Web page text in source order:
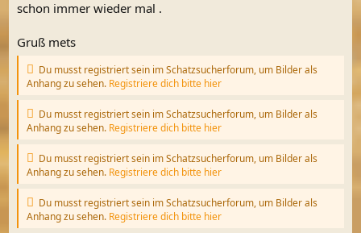
schon immer wieder mal .
Gruß mets
Du musst registriert sein im Schatzsucherforum, um Bilder als
Anhang zu sehen. Registriere dich bitte hier
Du musst registriert sein im Schatzsucherforum, um Bilder als
Anhang zu sehen. Registriere dich bitte hier
Du musst registriert sein im Schatzsucherforum, um Bilder als
Anhang zu sehen. Registriere dich bitte hier
Du musst registriert sein im Schatzsucherforum, um Bilder als
Anhang zu sehen. Registriere dich bitte hier